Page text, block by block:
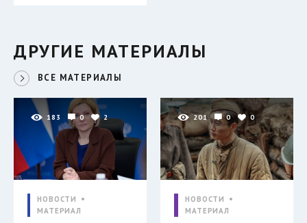
ДРУГИЕ МАТЕРИАЛЫ
ВСЕ МАТЕРИАЛЫ
183 0 2
НОВОСТИ
МАТЕРИАЛ
201 0 0
НОВОСТИ
МАТЕРИАЛ